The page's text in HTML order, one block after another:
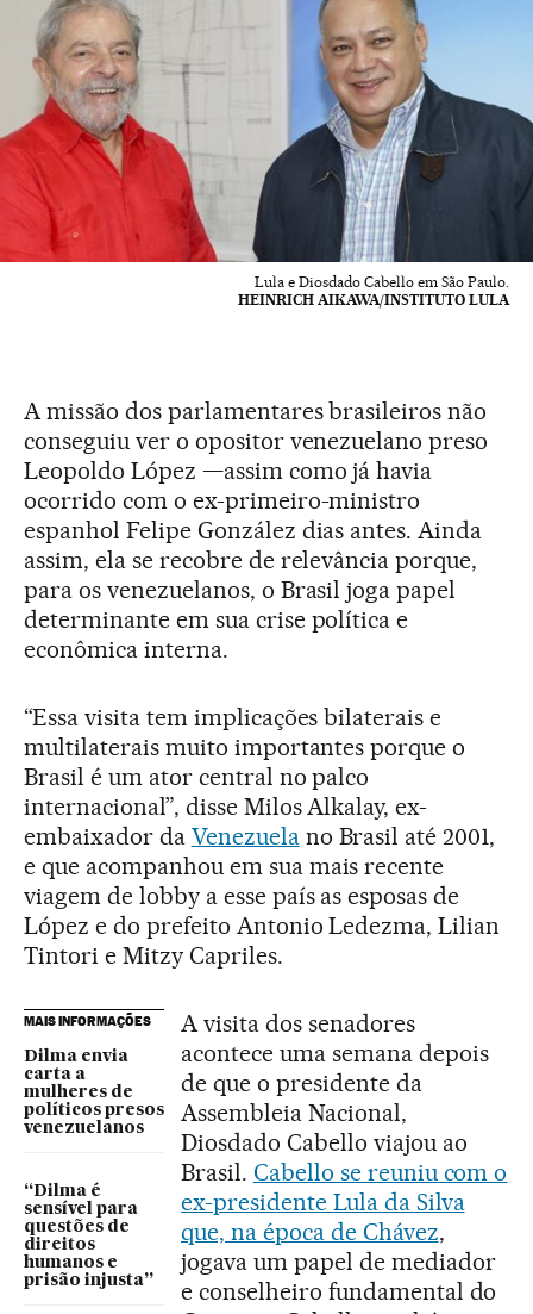
Lula e Diosdado Cabello em São Paulo.
HEINRICH AIKAWA/INSTITUTO LULA
A missão dos parlamentares brasileiros não
conseguiu ver o opositor venezuelano preso
Leopoldo López —assim como já havia
ocorrido com o ex-primeiro-ministro
espanhol Felipe González dias antes. Ainda
assim, ela se recobre de relevância porque,
para os venezuelanos, o Brasil joga papel
determinante em sua crise política e
econômica interna.
“Essa visita tem implicações bilaterais e
multilaterais muito importantes porque o
Brasil é um ator central no palco
internacional”, disse Milos Alkalay, ex-
embaixador da Venezuelano Brasil até 2001,
e que acompanhou em sua mais recente
viagem de lobby a esse país as esposas de
López e do prefeito Antonio Ledezma, Lilian
Tintori e Mitzy Capriles.
MAIS INFORMAÇÕES
Dilma envia
carta a
mulheres de
políticos presos
venezuelanos
“Dilma é
sensível para
questões de
direitos
humanos e
prisão injusta”
A visita dos senadores
acontece uma semana depois
de que o presidente da
Assembleia Nacional,
Diosdado Cabello viajou ao
Brasil. Cabello se reuniu com o
ex-presidente Lula da Silva
que, na época de Chávez,
jogava um papel de mediador
e conselheiro fundamental do